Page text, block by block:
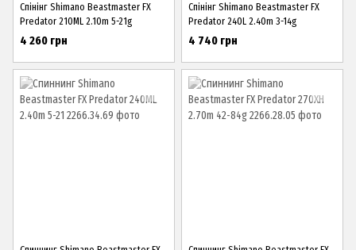
Спінінг Shimano Beastmaster FX
Predator 210ML 2.10m 5-21g
4 260 грн
Спінінг Shimano Beastmaster FX
Predator 240L 2.40m 3-14g
4 740 грн